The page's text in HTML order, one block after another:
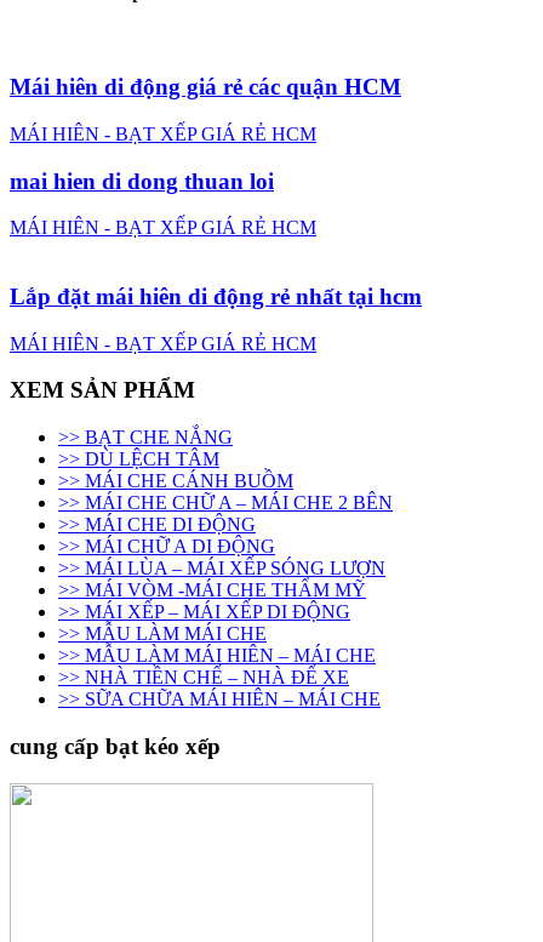
Mái hiên di động giá rẻ các quận HCM
MÁI HIÊN - BẠT XẾP GIÁ RẺ HCM
mai hien di dong thuan loi
MÁI HIÊN - BẠT XẾP GIÁ RẺ HCM
Lắp đặt mái hiên di động rẻ nhất tại hcm
MÁI HIÊN - BẠT XẾP GIÁ RẺ HCM
XEM SẢN PHẨM
>> BẠT CHE NẮNG
>> DÙ LỆCH TÂM
>> MÁI CHE CÁNH BUỒM
>> MÁI CHE CHỮ A – MÁI CHE 2 BÊN
>> MÁI CHE DI ĐỘNG
>> MÁI CHỮ A DI ĐỘNG
>> MÁI LÙA – MÁI XẾP SÓNG LƯỢN
>> MÁI VÒM -MÁI CHE THẨM MỸ
>> MÁI XẾP – MÁI XẾP DI ĐỘNG
>> MẪU LÀM MÁI CHE
>> MẪU LÀM MÁI HIÊN – MÁI CHE
>> NHÀ TIỀN CHẾ – NHÀ ĐỂ XE
>> SỮA CHỮA MÁI HIÊN – MÁI CHE
cung cấp bạt kéo xếp